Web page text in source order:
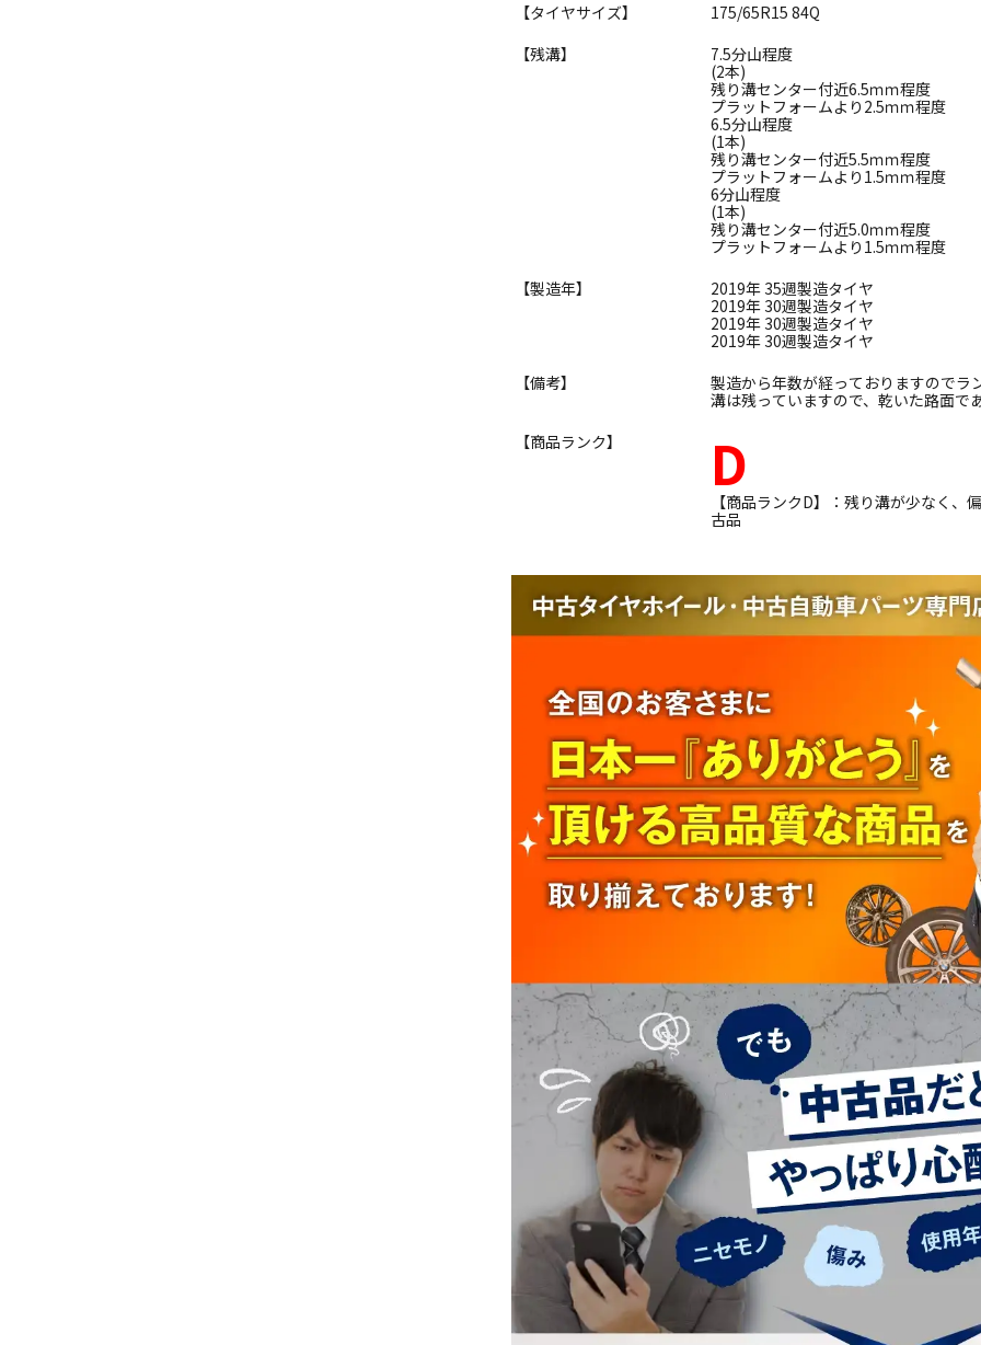
【タイヤサイズ】
175/65R15 84Q
【残溝】
7.5分山程度
(2本)
残り溝センター付近6.5ｍｍ程度
プラットフォームより2.5ｍｍ程度
6.5分山程度
(1本)
残り溝センター付近5.5ｍｍ程度
プラットフォームより1.5ｍｍ程度
6分山程度
(1本)
残り溝センター付近5.0ｍｍ程度
プラットフォームより1.5ｍｍ程度
【製造年】
2019年 35週製造タイヤ
2019年 30週製造タイヤ
2019年 30週製造タイヤ
2019年 30週製造タイヤ
【備考】
製造から年数が経っておりますのでラ
溝は残っていますので、乾いた路面で
【商品ランク】
D
【商品ランクD】：残り溝が少なく
古品